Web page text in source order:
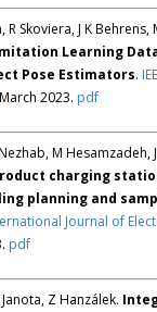
R Skoviera, J K Behrens,
Learning
Pose Estimators.
2023. pdf
M Hesamzadeh,
charging
planning and
Journal of
pdf
Z Hanzálek.